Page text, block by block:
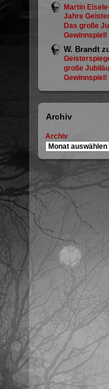
Martin
Jahre
Das große
Gewinnspiel!
W. Brandt
große
Gewinnspiel!
Archiv
Archiv